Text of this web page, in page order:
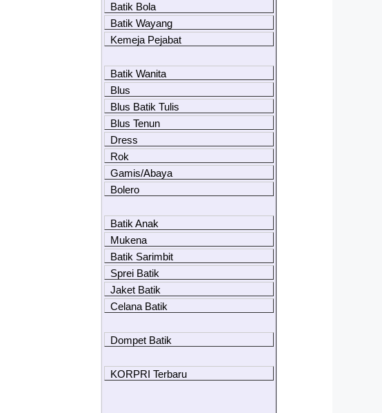
Batik Bola
Batik Wayang
Kemeja Pejabat
Batik Wanita
Blus
Blus Batik Tulis
Blus Tenun
Dress
Rok
Gamis/Abaya
Bolero
Batik Anak
Mukena
Batik Sarimbit
Sprei Batik
Jaket Batik
Celana Batik
Dompet Batik
KORPRI Terbaru